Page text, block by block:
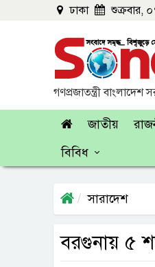
ঢাকা শুক্রবার,
গণপ্রজাতন্ত্রী
জাতীয়
বিবিধ
সারাদেশ
বরগুনায় ৫